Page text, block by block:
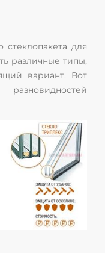
для
различные типы,
вариант. Вот